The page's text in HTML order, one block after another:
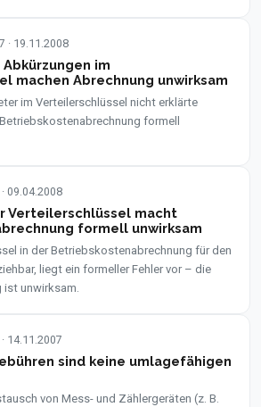
· 19.11.2008
im
machen Abrechnung unwirksam
im Verteilerschlüssel nicht erklärte
formell
09.04.2008
Verteilerschlüssel macht
formell unwirksam
in der Betriebskostenabrechnung für den
liegt ein formeller Fehler vor – die
ist unwirksam.
14.11.2007
sind keine umlagefähigen
von Mess- und Zählergeräten (z. B.